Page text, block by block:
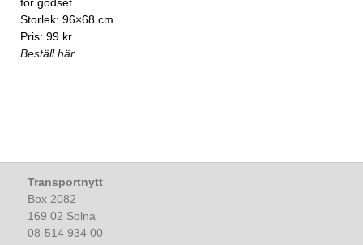
Storlek: 96×68 cm
Pris: 99 kr.
Beställ här
Transportnytt
Box 2082
169 02 Solna
08-514 934 00